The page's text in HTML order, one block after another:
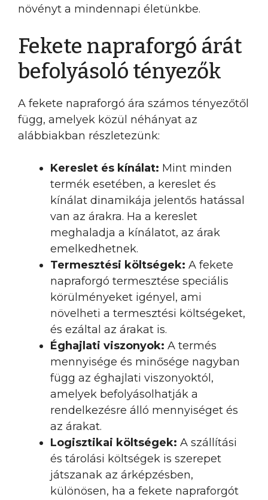
növényt a mindennapi életünkbe.
Fekete napraforgó árát
befolyásoló tényezők
A fekete napraforgó ára számos tényezőtől
függ, amelyek közül néhányat az
alábbiakban részletezünk:
Kereslet és kínálat: Mint minden
termék esetében, a kereslet és
kínálat dinamikája jelentős hatással
van az árakra. Ha a kereslet
meghaladja a kínálatot, az árak
emelkedhetnek.
Termesztési költségek: A fekete
napraforgó termesztése speciális
körülményeket igényel, ami
növelheti a termesztési költségeket,
és ezáltal az árakat is.
Éghajlati viszonyok: A termés
mennyisége és minősége nagyban
függ az éghajlati viszonyoktól,
amelyek befolyásolhatják a
rendelkezésre álló mennyiséget és
az árakat.
Logisztikai költségek: A szállítási
és tárolási költségek is szerepet
játszanak az árképzésben,
különösen, ha a fekete napraforgót